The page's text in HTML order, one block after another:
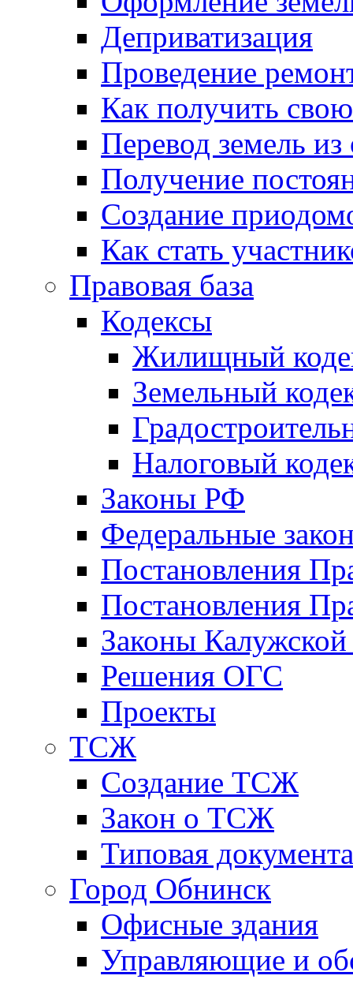
Деприватизация
Проведение
Как получить
Перевод земель
Получение
Создание
Как стать
Правовая база
Кодексы
Жилищный
Земельный
Налоговый
Законы РФ
Федеральные
Постановления
Постановления
Законы Калужской
Решения ОГС
Проекты
ТСЖ
Создание ТСЖ
Закон о ТСЖ
Типовая
Город Обнинск
Офисные здания
Управляющие и